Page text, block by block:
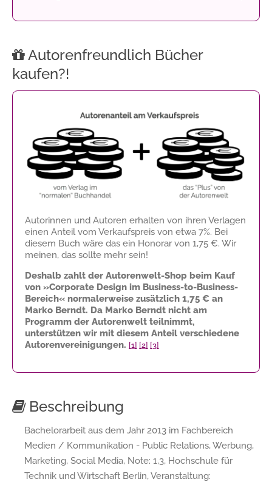
Autorenfreundlich Bücher
kaufen?!
Autorinnen und Autoren erhalten von ihren Verlagen
einen Anteil vom Verkaufspreis von etwa 7%. Bei
diesem Buch wäre das ein Honorar von 1,75 €. Wir
meinen, das sollte mehr sein!
Deshalb zahlt der Autorenwelt-Shop beim Kauf
von »Corporate Design im Business-to-Business-
Bereich« normalerweise zusätzlich 1,75 € an
Marko Berndt. Da Marko Berndt nicht am
Programm der Autorenwelt teilnimmt,
unterstützen wir mit diesem Anteil verschiedene
Autorenvereinigungen. [1] [2] [3]
Beschreibung
Bachelorarbeit aus dem Jahr 2013 im Fachbereich
Medien / Kommunikation - Public Relations, Werbung,
Marketing, Social Media, Note: 1,3, Hochschule für
Technik und Wirtschaft Berlin, Veranstaltung: